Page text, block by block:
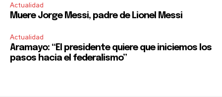
Actualidad
Muere Jorge Messi, padre de Lionel Messi
Actualidad
Aramayo: “El presidente quiere que iniciemos los
pasos hacia el federalismo”